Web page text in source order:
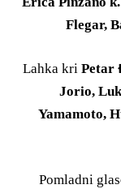
Flegar,
Lahka kri Petar
Jorio,
Yamamoto,
Pomladni